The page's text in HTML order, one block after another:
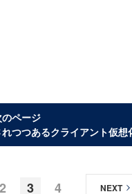
ページ
つつあるクライアント仮想
2 3 4 NEXT